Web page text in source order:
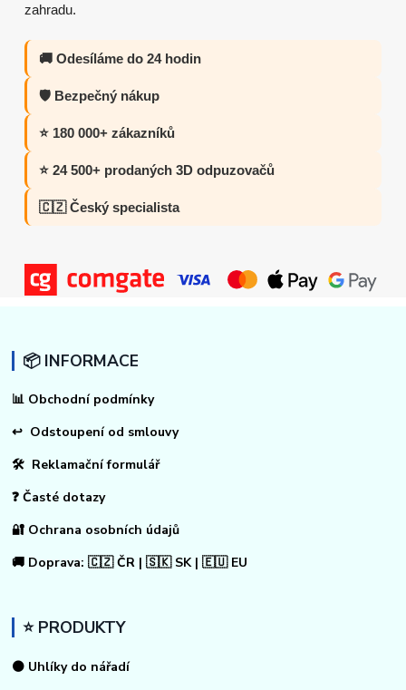
zahradu.
🚚 Odesíláme do 24 hodin
🛡️ Bezpečný nákup
⭐ 180 000+ zákazníků
⭐ 24 500+ prodaných 3D odpuzovačů
🇨🇿 Český specialista
📦 INFORMACE
📊 Obchodní podmínky
↩ Odstoupení od smlouvy
🛠 Reklamační formulář
❓ Časté dotazy
🔐 Ochrana osobních údajů
🚚 Doprava: 🇨🇿 ČR | 🇸🇰 SK | 🇪🇺 EU
⭐ PRODUKTY
⚫ Uhlíky do nářadí